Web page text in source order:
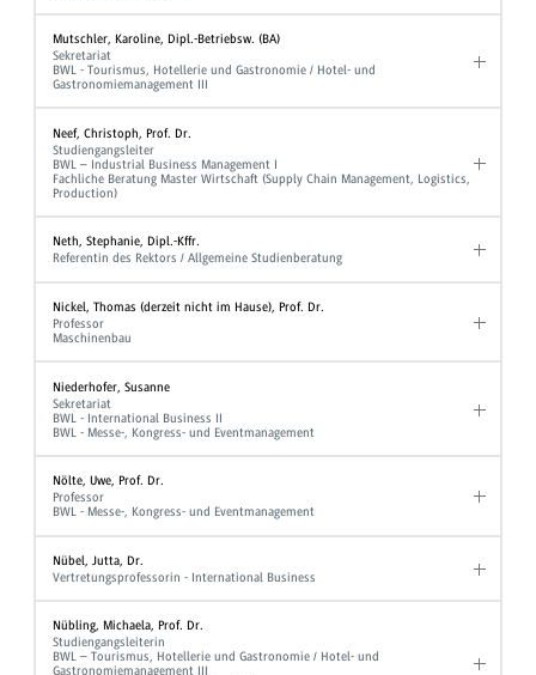
Mutschler, Karoline, Dipl.-Betriebsw. (BA)
Sekretariat
BWL - Tourismus, Hotellerie und Gastronomie / Hotel- und
Gastronomiemanagement III
Neef, Christoph, Prof. Dr.
Studiengangsleiter
BWL – Industrial Business Management I
Fachliche Beratung Master Wirtschaft (Supply Chain Management, Logistics,
Production)
Neth, Stephanie, Dipl.-Kffr.
Referentin des Rektors / Allgemeine Studienberatung
Nickel, Thomas (derzeit nicht im Hause), Prof. Dr.
Professor
Maschinenbau
Niederhofer, Susanne
Sekretariat
BWL - International Business II
BWL - Messe-, Kongress- und Eventmanagement
Nölte, Uwe, Prof. Dr.
Professor
BWL - Messe-, Kongress- und Eventmanagement
Nübel, Jutta, Dr.
Vertretungsprofessorin - International Business
Nübling, Michaela, Prof. Dr.
Studiengangsleiterin
BWL – Tourismus, Hotellerie und Gastronomie / Hotel- und
Gastronomiemanagement III